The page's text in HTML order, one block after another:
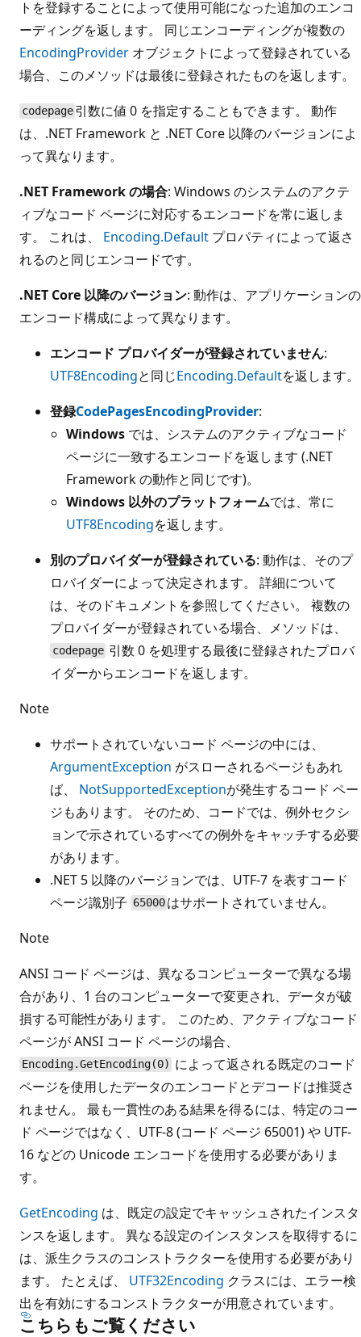
トを登録することによって使用可能になった追加のエンコ
ーディングを返します。 同じエンコーディングが複数の
EncodingProvider オブジェクトによって登録されている
場合、このメソッドは最後に登録されたものを返します。
codepage 引数に値 0 を指定することもできます。 動作
は、.NET Framework と .NET Core 以降のバージョンによ
って異なります。
.NET Framework の場合: Windows のシステムのアクテ
ィブなコード ページに対応するエンコードを常に返しま
す。 これは、 Encoding.Default プロパティによって返さ
れるのと同じエンコードです。
.NET Core 以降のバージョン: 動作は、アプリケーションの
エンコード構成によって異なります。
エンコード プロバイダーが登録されていません:
UTF8Encodingと同じEncoding.Defaultを返します。
登録CodePagesEncodingProvider:
Windows では、システムのアクティブなコード
ページに一致するエンコードを返します (.NET
Framework の動作と同じです)。
Windows 以外のプラットフォームでは、常に
UTF8Encodingを返します。
別のプロバイダーが登録されている: 動作は、そのプ
ロバイダーによって決定されます。 詳細について
は、そのドキュメントを参照してください。 複数の
プロバイダーが登録されている場合、メソッドは、
codepage 引数 0 を処理する最後に登録されたプロバ
イダーからエンコードを返します。
Note
サポートされていないコード ページの中には、
ArgumentException がスローされるページもあれ
ば、 NotSupportedExceptionが発生するコード ペー
ジもあります。 そのため、コードでは、例外セクシ
ョンで示されているすべての例外をキャッチする必要
があります。
.NET 5 以降のバージョンでは、UTF-7 を表すコード
ページ識別子 65000 はサポートされていません。
Note
ANSI コード ページは、異なるコンピューターで異なる場
合があり、1 台のコンピューターで変更され、データが破
損する可能性があります。 このため、アクティブなコード
ページが ANSI コード ページの場合、
Encoding.GetEncoding(0) によって返される既定のコード
ページを使用したデータのエンコードとデコードは推奨さ
れません。 最も一貫性のある結果を得るには、特定のコー
ド ページではなく、UTF-8 (コード ページ 65001) や UTF-
16 などの Unicode エンコードを使用する必要がありま
す。
GetEncoding は、既定の設定でキャッシュされたインスタ
ンスを返します。 異なる設定のインスタンスを取得するに
は、派生クラスのコンストラクターを使用する必要があり
ます。 たとえば、 UTF32Encoding クラスには、エラー検
出を有効にするコンストラクターが用意されています。
こちらもご覧ください